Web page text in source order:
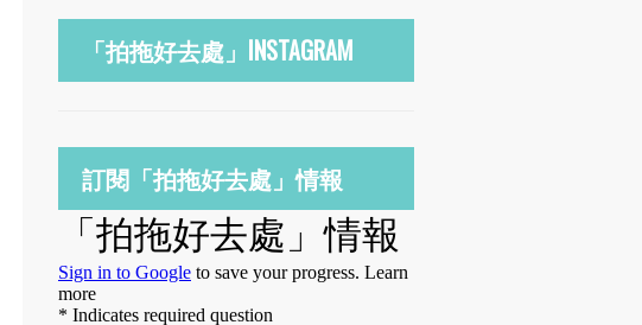
「拍拖好去處」INSTAGRAM
訂閱「拍拖好去處」情報